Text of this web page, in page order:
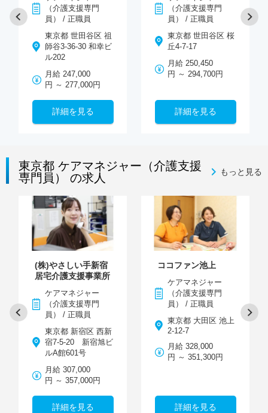
（介護支援専門
員） / 正職員
東京都 世田谷区 祖
師谷3-36-30 和幸ビ
ル202
月給 247,000
円 ～ 277,000円
詳細を見る
（介護支援専門
員） / 正職員
東京都 世田谷区 桜
丘4-7-17
月給 250,450
円 ～ 294,700円
詳細を見る
東京都 ケアマネジャー（介護支援
専門員） の求人
もっと見る
(株)やさしい手新宿
居宅介護支援事業所
ケアマネジャー
（介護支援専門
員） / 正職員
東京都 新宿区 西新
宿7-5-20 新宿旭ビ
ルA館601号
月給 307,000
円 ～ 357,000円
詳細を見る
ココファン池上
ケアマネジャー
（介護支援専門
員） / 正職員
東京都 大田区 池上
2-12-7
月給 328,000
円 ～ 351,300円
詳細を見る